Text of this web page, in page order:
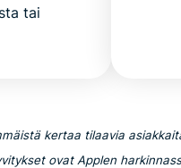
tai
kertaa tilaavia
ovat Applen